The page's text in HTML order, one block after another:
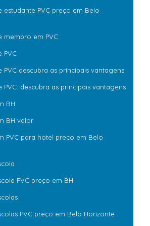
estudante PVC preço em Belo
membro em PVC
PVC
PVC descubra as principais vantagens
PVC: descubra as principais vantagens
BH
BH valor
PVC para hotel preço em Belo
PVC preço em BH
PVC preço em Belo Horizonte